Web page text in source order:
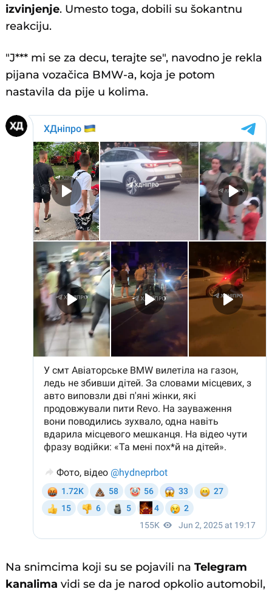
izvinjenje. Umesto toga, dobili su šokantnu
reakciju.
"J*** mi se za decu, terajte se", navodno je rekla
pijana vozačica BMW-a, koja je potom
nastavila da pije u kolima.
Na snimcima koji su se pojavili naTelegram
kanalima vidi se da je narod opkolio automobil,